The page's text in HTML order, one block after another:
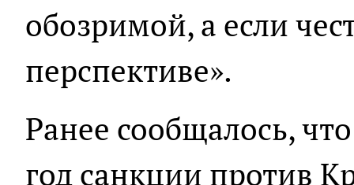
обозримой, а если
перспективе».
Ранее сообщалось,
год санкции против